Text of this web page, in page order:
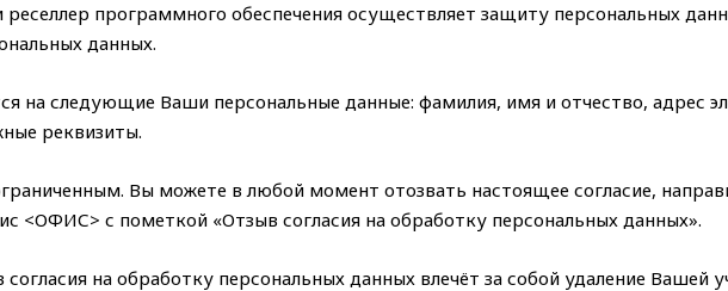
программного обеспечения осуществляет защиту персональных
данных.
на следующие Ваши персональные данные: фамилия, имя и отчество, адрес
реквизиты.
Вы можете в любой момент отозвать настоящее согласие,
с пометкой «Отзыв согласия на обработку персональных данных».
на обработку персональных данных влечёт за собой удаление Вашей